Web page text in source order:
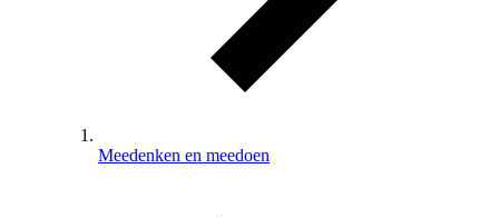
Meedenken en meedoen